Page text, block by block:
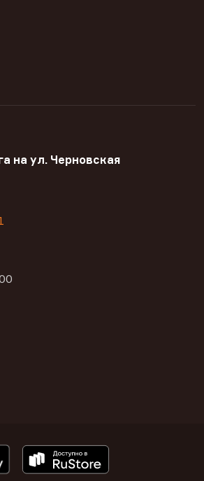
на ул. Черновская